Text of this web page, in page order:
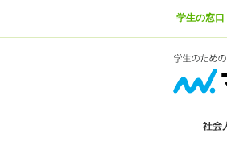
学生の窓口